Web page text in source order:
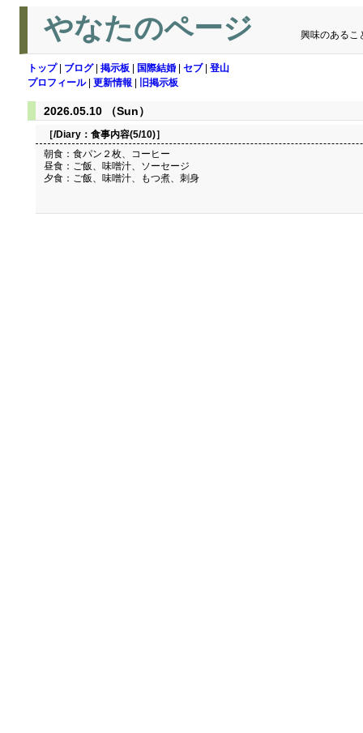
やなたのページ 興味のあるこ
トップ| ブログ| 掲示板 国際結婚 セブ| 登山
プロフィール| 更新情報 旧掲示板
2026.05.10 （Sun）
［/Diary： 食事内容(5/10)］
朝食：食パン２枚、コーヒー
昼食：ご飯、味噌汁、ソーセージ
夕食：ご飯、味噌汁、もつ煮、刺身